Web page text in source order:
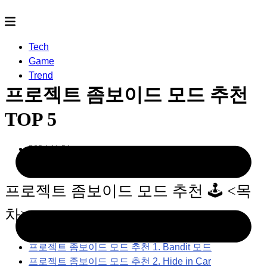
Tech
Game
Trend
프로젝트 좀보이드 모드 추천
TOP 5
2024.11.21
프로젝트 좀보이드 모드 추천 🕹️ <목
차>
프로젝트 좀보이드 모드 추천 1. Bandit 모드
프로젝트 좀보이드 모드 추천 2. Hide in Car